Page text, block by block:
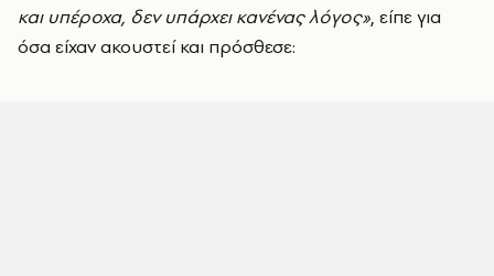
και υπέροχα, δεν υπάρχει κανένας λόγος», είπε για
όσα είχαν ακουστεί και πρόσθεσε: